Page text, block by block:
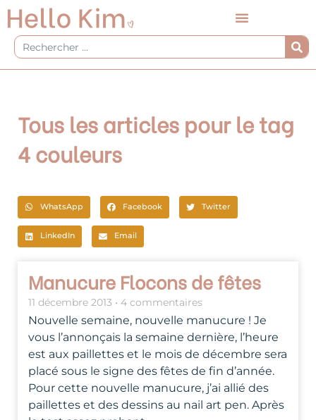
Aller
au
contenu
Rechercher
Tous les articles pour le tag
4 couleurs
WhatsApp Facebook Twitter
LinkedIn Email
Manucure Flocons de fêtes
11 décembre 2013 4 commentaires
Nouvelle semaine, nouvelle manucure ! Je
vous l’annonçais la semaine dernière, l’heure
est aux paillettes et le mois de décembre sera
placé sous le signe des fêtes de fin d’année.
Pour cette nouvelle manucure, j’ai allié des
paillettes et des dessins au nail art pen. Après